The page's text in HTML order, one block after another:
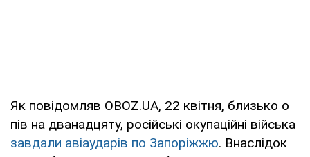
Як повідомляв OBOZ.UA, 22 квітня, близько о
пів на дванадцяту, російські окупаційні війська
завдали авіаударів по Запоріжжю. Внаслідок